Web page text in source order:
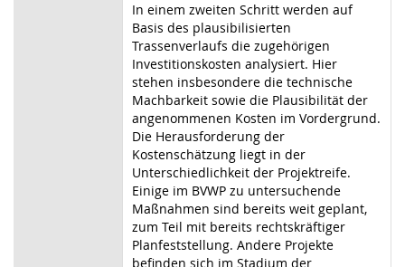
In einem zweiten Schritt werden auf
Basis des plausibilisierten
Trassenverlaufs die zugehörigen
Investitionskosten analysiert. Hier
stehen insbesondere die technische
Machbarkeit sowie die Plausibilität der
angenommenen Kosten im Vordergrund.
Die Herausforderung der
Kostenschätzung liegt in der
Unterschiedlichkeit der Projektreife.
Einige im BVWP zu untersuchende
Maßnahmen sind bereits weit geplant,
zum Teil mit bereits rechtskräftiger
Planfeststellung. Andere Projekte
befinden sich im Stadium der